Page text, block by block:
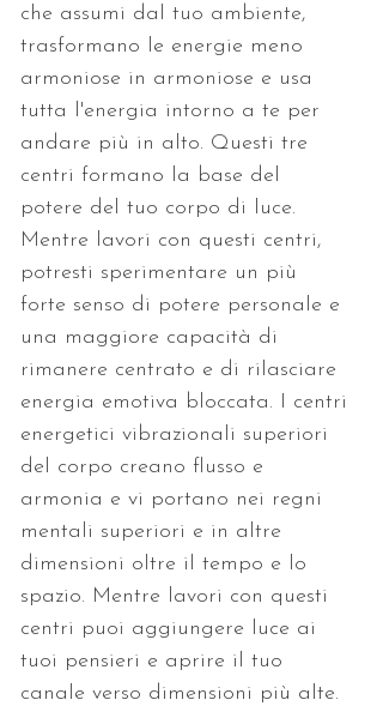
che assumi dal tuo ambiente,
trasformano le energie meno
armoniose in armoniose e usa
tutta l'energia intorno a te per
andare più in alto. Questi tre
centri formano la base del
potere del tuo corpo di luce.
Mentre lavori con questi centri,
potresti sperimentare un più
forte senso di potere personale e
una maggiore capacità di
rimanere centrato e di rilasciare
energia emotiva bloccata. I centri
energetici vibrazionali superiori
del corpo creano flusso e
armonia e vi portano nei regni
mentali superiori e in altre
dimensioni oltre il tempo e lo
spazio. Mentre lavori con questi
centri puoi aggiungere luce ai
tuoi pensieri e aprire il tuo
canale verso dimensioni più alte.